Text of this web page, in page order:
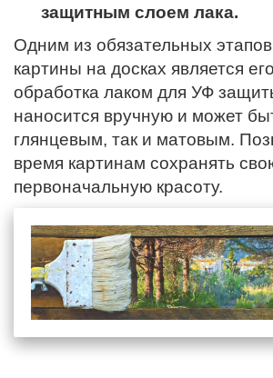
защитным слоем лака.
Одним из обязательных
картины на досках является
обработка лаком для УФ
наносится вручную и может
глянцевым, так и матовым.
время картинам сохранять
первоначальную красоту.